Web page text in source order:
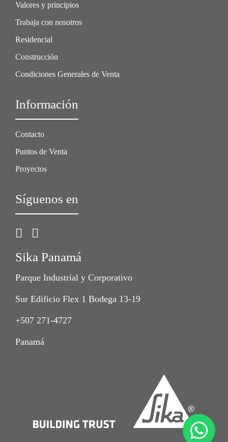
Valores y principios
Trabaja con nosotros
Residencial
Construcción
Condiciones Generales de Venta
Información
Contacto
Puntos de Venta
Proyectos
Síguenos en
Sika Panamá
Parque Industrial y Corporativo
Sur Edificio Flex 1 Bodega 13-19
+507 271-4727
Panamá